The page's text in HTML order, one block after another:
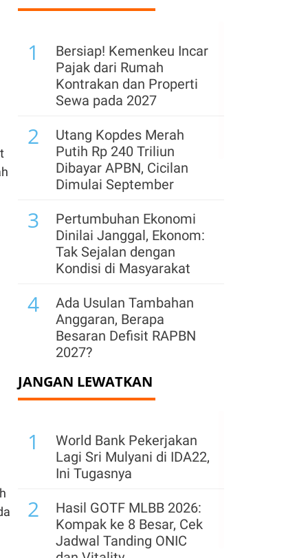
1
Bersiap! Kemenkeu Incar
Pajak dari Rumah
Kontrakan dan Properti
Sewa pada 2027
2
Utang Kopdes Merah
Putih Rp 240 Triliun
Dibayar APBN, Cicilan
Dimulai September
3
Pertumbuhan Ekonomi
Dinilai Janggal, Ekonom:
Tak Sejalan dengan
Kondisi di Masyarakat
4
Ada Usulan Tambahan
Anggaran, Berapa
Besaran Defisit RAPBN
2027?
5
Ketimpangan Ekonomi
Meningkat, Manfaat
Kelompok Atas
Purbaya Relakan Potensi
Pajak Rp 500 Triliun
Demi Percepat
Konsolidasi BUMN
Mensesneg Sebut
JANGAN LEWATKAN
1
World Bank Pekerjakan
Lagi Sri Mulyani di IDA22,
Ini Tugasnya
2
Hasil GOTF MLBB 2026:
Kompak ke 8 Besar, Cek
Jadwal Tanding ONIC